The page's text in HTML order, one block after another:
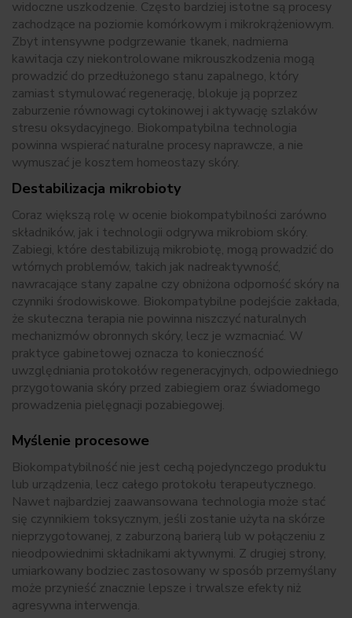
widoczne uszkodzenie. Często bardziej istotne są procesy
zachodzące na poziomie komórkowym i mikrokrążeniowym.
Zbyt intensywne podgrzewanie tkanek, nadmierna
kawitacja czy niekontrolowane mikrouszkodzenia mogą
prowadzić do przedłużonego stanu zapalnego, który
zamiast stymulować regenerację, blokuje ją poprzez
zaburzenie równowagi cytokinowej i aktywację szlaków
stresu oksydacyjnego. Biokompatybilna technologia
powinna wspierać naturalne procesy naprawcze, a nie
wymuszać je kosztem homeostazy skóry.
Destabilizacja mikrobioty
Coraz większą rolę w ocenie biokompatybilności zarówno
składników, jak i technologii odgrywa mikrobiom skóry.
Zabiegi, które destabilizują mikrobiotę, mogą prowadzić do
wtórnych problemów, takich jak nadreaktywność,
nawracające stany zapalne czy obniżona odporność skóry na
czynniki środowiskowe. Biokompatybilne podejście zakłada,
że skuteczna terapia nie powinna niszczyć naturalnych
mechanizmów obronnych skóry, lecz je wzmacniać. W
praktyce gabinetowej oznacza to konieczność
uwzględniania protokołów regeneracyjnych, odpowiedniego
przygotowania skóry przed zabiegiem oraz świadomego
prowadzenia pielęgnacji pozabiegowej.
Myślenie procesowe
Biokompatybilność nie jest cechą pojedynczego produktu
lub urządzenia, lecz całego protokołu terapeutycznego.
Nawet najbardziej zaawansowana technologia może stać
się czynnikiem toksycznym, jeśli zostanie użyta na skórze
nieprzygotowanej, z zaburzoną barierą lub w połączeniu z
nieodpowiednimi składnikami aktywnymi. Z drugiej strony,
umiarkowany bodziec zastosowany w sposób przemyślany
może przynieść znacznie lepsze i trwalsze efekty niż
agresywna interwencja.